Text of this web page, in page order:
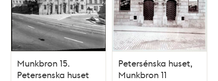
Munkbron 15.
Petersenska huset
Petersénska huset,
Munkbron 11